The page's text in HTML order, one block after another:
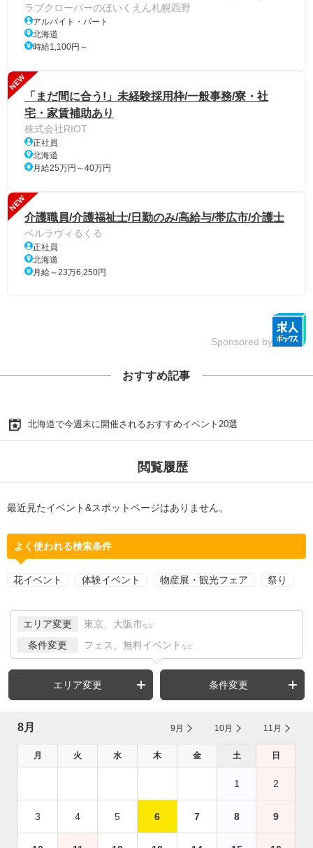
ラブクローバーのほいくえん札幌西野
アルバイト・パート
北海道
時給1,100円～
NEW
「まだ間に合う!」未経験採用枠/一般事務/寮・社
宅・家賃補助あり
株式会社RIOT
正社員
北海道
月給25万円～40万円
NEW
介護職員/介護福祉士/日勤のみ/高給与/帯広市/介護士
ベルラヴィるくる
正社員
北海道
月給～23万6,250円
Sponsored by
おすすめ記事
北海道で今週末に開催されるおすすめイベント20選
閲覧履歴
最近見たイベント&スポットページはありません。
よく使われる検索条件
花イベント 体験イベント 物産展・観光フェア 祭り
エリア変更 東京、大阪市 など
条件変更 フェス、無料イベント など
エリア変更 条件変更
8月 9月 10月 11月
月 火 水 木 金 土 日
1 2
3 4 5 6 7 8 9